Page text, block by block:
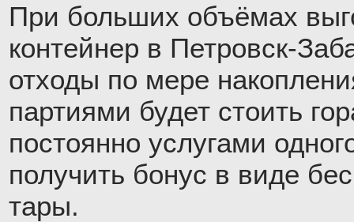
При больших объёмах
контейнер в Петровск-
отходы по мере
партиями будет стоить
постоянно услугами
получить бонус в виде
тары.